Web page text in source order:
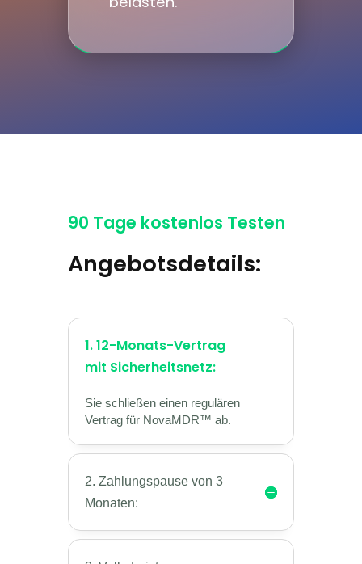
90 Tage kostenlos Testen
Angebotsdetails:
1. 12-Monats-Vertrag
mit Sicherheitsnetz:
Sie schließen einen regulären
Vertrag für NovaMDR™ ab.
2. Zahlungspause von 3
Monaten: